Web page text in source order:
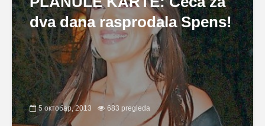
dva dana rasprodala Spens!
5 октобар, 2013 683 pregleda